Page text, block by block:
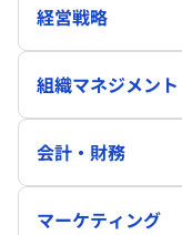
経営戦略
組織マネジメント
会計・財務
マーケティング